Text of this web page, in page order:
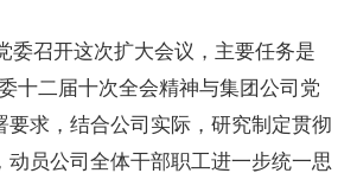
委召开这次扩大会议，主要任务是
十二届十次全会精神与集团公司党
要求，结合公司实际，研究制定贯彻
动员公司全体干部职工进一步统一思